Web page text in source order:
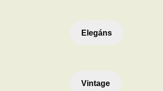
Elegáns
Vintage